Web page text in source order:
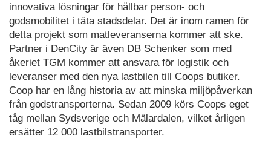
innovativa lösningar för hållbar person- och
godsmobilitet i täta stadsdelar. Det är inom ramen för
detta projekt som matleveranserna kommer att ske.
Partner i DenCity är även DB Schenker som med
åkeriet TGM kommer att ansvara för logistik och
leveranser med den nya lastbilen till Coops butiker.
Coop har en lång historia av att minska miljöpåverkan
från godstransporterna. Sedan 2009 körs Coops eget
tåg mellan Sydsverige och Mälardalen, vilket årligen
ersätter 12 000 lastbilstransporter.